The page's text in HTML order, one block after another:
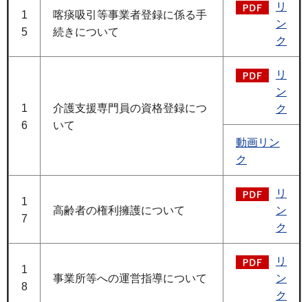
1
5
喀痰吸引等事業者登録に係る手
続きについて
リ
ン
ク
1
6
介護支援専門員の資格登録につ
いて
リ
ン
ク
動画リン
ク
1
7
高齢者の権利擁護について
リ
ン
ク
1
8
事業所等への運営指導について
リ
ン
ク